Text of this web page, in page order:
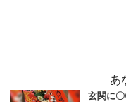
あ
玄関に